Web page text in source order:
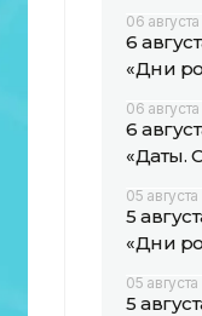
06
6
«Дни
06
6
«Даты.
05
5
«Дни
05
5